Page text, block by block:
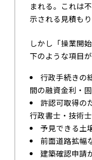
まれる。これは
示される見積も
しかし「操業開
下のような項目
行政手続きの
間の融資金利・
許認可取得の
行政書士・技術士
予見できる土
前面道路拡幅
建築確認申請